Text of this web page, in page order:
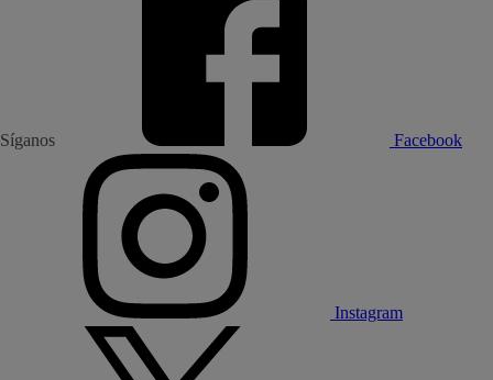
Síganos Facebook
Instagram